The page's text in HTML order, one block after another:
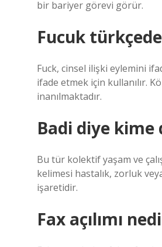
bir bariyer görevi görür.
Fucuk
Fuck, cinsel ilişki eylemini
ifade etmek için kullanılır.
inanılmaktadır.
Badi diye kime
Bu tür kolektif yaşam ve
kelimesi hastalık, zorluk
işaretidir.
Fax açılımı